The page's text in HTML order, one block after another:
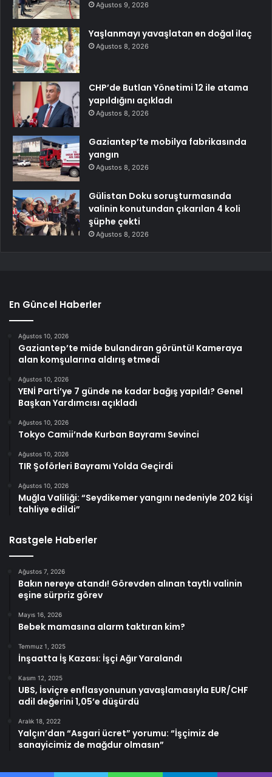
Ağustos 9, 2026
Yaşlanmayı yavaşlatan en doğal ilaç
Ağustos 8, 2026
CHP’de Butlan Yönetimi 12 ile atama
yapıldığını açıkladı
Ağustos 8, 2026
Gaziantep’te mobilya fabrikasında
yangın
Ağustos 8, 2026
Gülistan Doku soruşturmasında
valinin konutundan çıkarılan 4 koli
şüphe çekti
Ağustos 8, 2026
En Güncel Haberler
Ağustos 10, 2026
Gaziantep’te mide bulandıran görüntü! Kameraya
alan komşularına aldırış etmedi
Ağustos 10, 2026
YENİ Parti’ye 7 günde ne kadar bağış yapıldı? Genel
Başkan Yardımcısı açıkladı
Ağustos 10, 2026
Tokyo Camii’nde Kurban Bayramı Sevinci
Ağustos 10, 2026
TIR Şoförleri Bayramı Yolda Geçirdi
Ağustos 10, 2026
Muğla Valiliği: “Seydikemer yangını nedeniyle 202 kişi
tahliye edildi”
Rastgele Haberler
Ağustos 7, 2026
Bakın nereye atandı! Görevden alınan taytlı valinin
eşine sürpriz görev
Mayıs 16, 2026
Bebek mamasına alarm taktıran kim?
Temmuz 1, 2025
İnşaatta İş Kazası: İşçi Ağır Yaralandı
Kasım 12, 2025
UBS, İsviçre enflasyonunun yavaşlamasıyla EUR/CHF
adil değerini 1,05’e düşürdü
Aralık 18, 2022
Yalçın’dan “Asgari ücret” yorumu: “İşçimiz de
sanayicimiz de mağdur olmasın”